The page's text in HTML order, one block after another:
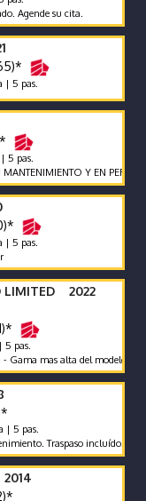
su cita.
5 pas.
5 pas.
Y EN PERFECTO
5 pas.
LIMITED 2022
pas.
mas alta del modelo.
| 5 pas.
Traspaso incluído.